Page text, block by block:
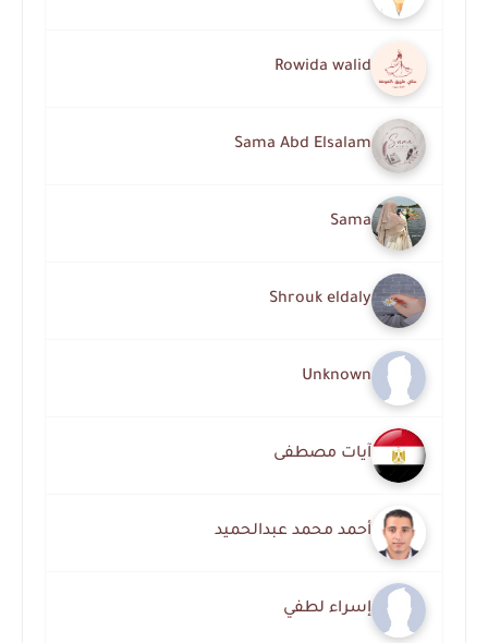
Rowida walid
Sama Abd Elsalam
Sama
Shrouk eldaly
Unknown
آيات مصطفى
أحمد محمد عبدالحميد
إسراء لطفي